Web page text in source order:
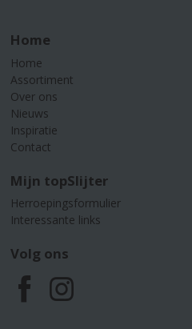
Home
Home
Assortiment
Over ons
Nieuws
Inspiratie
Contact
Mijn topSlijter
Herroepingsformulier
Interessante links
Volg ons
F
I